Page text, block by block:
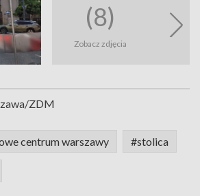
(8)
Zobacz zdjęcia
ZDM
centrum warszawy #stolica